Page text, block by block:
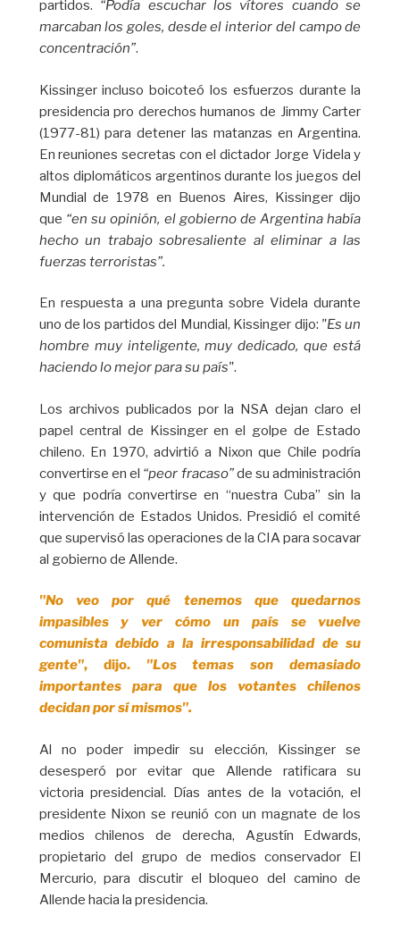
partidos. “Podía escuchar los vítores cuando se
marcaban los goles, desde el interior del campo de
concentración”.
Kissinger incluso boicoteó los esfuerzos durante la
presidencia pro derechos humanos de Jimmy Carter
(1977-81) para detener las matanzas en Argentina.
En reuniones secretas con el dictador Jorge Videla y
altos diplomáticos argentinos durante los juegos del
Mundial de 1978 en Buenos Aires, Kissinger dijo
que “en su opinión, el gobierno de Argentina había
hecho un trabajo sobresaliente al eliminar a las
fuerzas terroristas”.
En respuesta a una pregunta sobre Videla durante
uno de los partidos del Mundial, Kissinger dijo: "Es un
hombre muy inteligente, muy dedicado, que está
haciendo lo mejor para su país".
Los archivos publicados por la NSA dejan claro el
papel central de Kissinger en el golpe de Estado
chileno. En 1970, advirtió a Nixon que Chile podría
convertirse en el “peor fracaso”de su administración
y que podría convertirse en “nuestra Cuba” sin la
intervención de Estados Unidos. Presidió el comité
que supervisó las operaciones de la CIA para socavar
al gobierno de Allende.
"No veo por qué tenemos que quedarnos
impasibles y ver cómo un país se vuelve
comunista debido a la irresponsabilidad de su
gente", dijo. "Los temas son demasiado
importantes para que los votantes chilenos
decidan por sí mismos".
Al no poder impedir su elección, Kissinger se
desesperó por evitar que Allende ratificara su
victoria presidencial. Días antes de la votación, el
presidente Nixon se reunió con un magnate de los
medios chilenos de derecha, Agustín Edwards,
propietario del grupo de medios conservador El
Mercurio, para discutir el bloqueo del camino de
Allende hacia la presidencia.